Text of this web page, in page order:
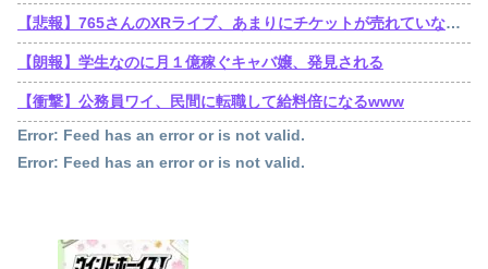
【悲報】765さんのXRライブ、あまりにチケットが売れていないからか、事前に内容を見せてしまう大盤振る舞い
【朗報】学生なのに月１億稼ぐキャバ嬢、発見される
【衝撃】公務員ワイ、民間に転職して給料倍になるwww
Error: Feed has an error or is not valid.
Error: Feed has an error or is not valid.